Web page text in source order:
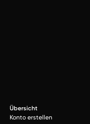
Übersicht
Konto erstellen